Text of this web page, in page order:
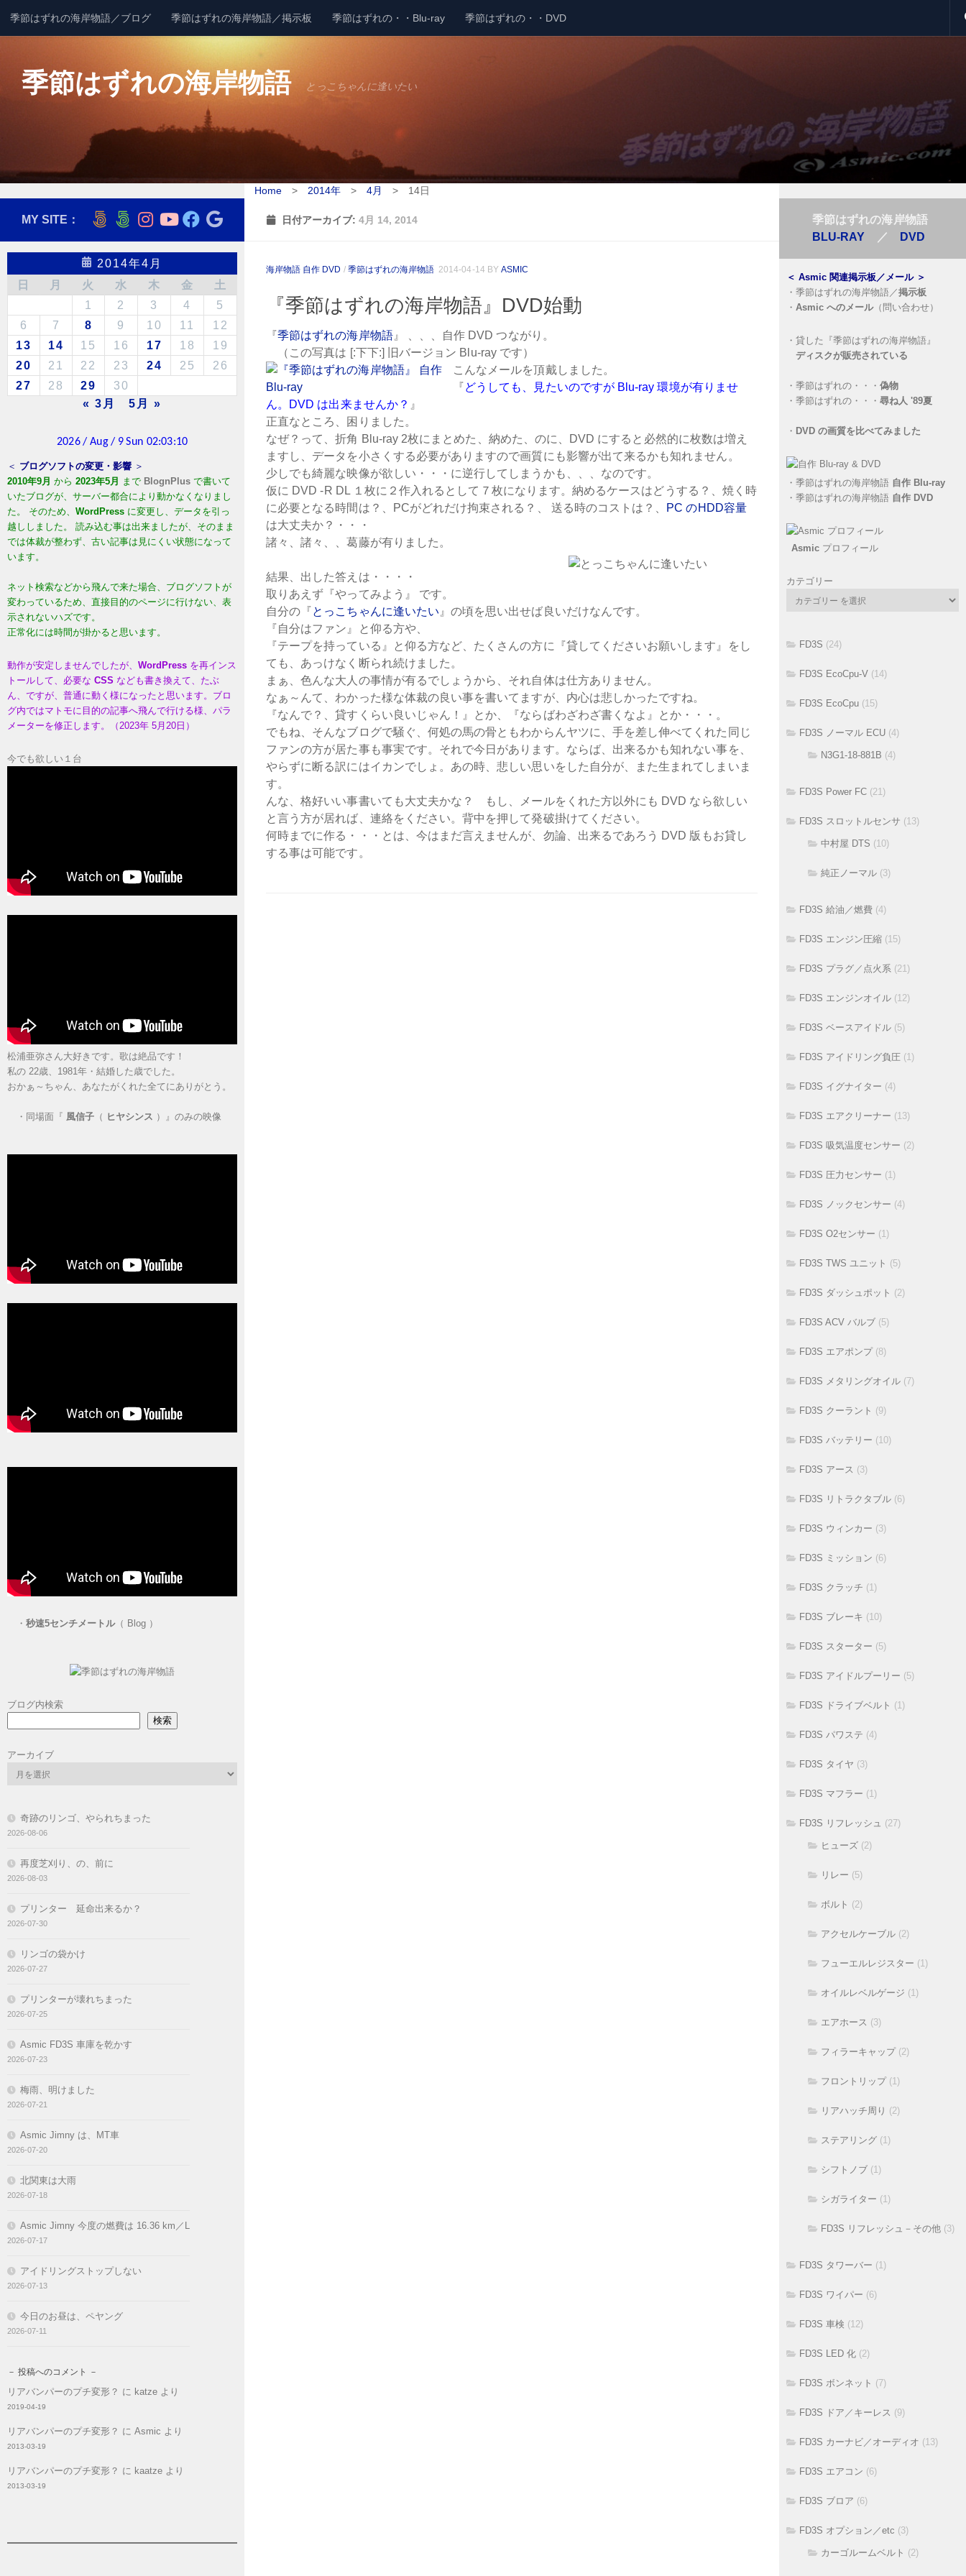
コンテンツへスキップ
季節はずれの海岸物語／ブログ 季節はずれの海岸物語／掲示板 季節はずれの・・Blu-ray 季節はずれの・・DVD
季節はずれの海岸物語 とっこちゃんに逢いたい
Home > 2014年 > 4月 > 14日
日付アーカイブ:4月 14, 2014
海岸物語 自作 DVD / 季節はずれの海岸物語 2014-04-14 BY ASMIC
『季節はずれの海岸物語』DVD始動
『季節はずれの海岸物語』 、、、自作 DVD つながり。
（この写真は [:下下:] 旧バージョン Blu-ray です）
こんなメールを頂戴しました。
『どうしても、見たいのですが Blu-ray 環境が有りませ
ん。DVD は出来ませんか？ 』
正直なところ、困りました。
なぜ？って、折角 Blu-ray 2枚にまとめた、納めた、のに、DVD にすると必然的に枚数は増え
ますし、データを小さくする必要がありますので画質にも影響が出て来るかも知れません。
少しでも綺麗な映像が欲しい・・・に逆行してしまうかも、、、なのです。
仮に DVD -R DL １枚に２作入れるとして７枚になります。納めるケースはどうする？、焼く時
に必要となる時間は？、PCがどれだけ拘束される？、 送る時のコストは？、
PC のHDD容量
は大丈夫か？・・・
諸々、諸々、、葛藤が有りました。
結果、出した答えは・・・・
取りあえず『やってみよう 』 です。
自分の『とっこちゃんに逢いたい』の頃を思い出せば良いだけなんです。
『自分はファン』と仰る方や、
『テープを持っている』と仰る方など、たくさんの方に『貸してくださいお願いします』をし
ても、あっけなく断られ続けました。
まぁ、色んな大人の事情が有るでしょうから、それ自体は仕方ありません。
なぁ～んて、わかった様な体裁の良い事を書いてますが、内心は悲しかったですね。
『なんで？、貸すくらい良いじゃん！』とか、『ならばわざわざ書くなよ』とか・・・。
でもね、そんなブログで騒ぐ、何処の馬の骨ともわからんヤツに、手を差し伸べてくれた同じ
ファンの方が居た事も事実です。それで今日があります。ならば、出来るかも知れない事を、
やらずに断る訳にはイカンでしょ。あの時、悲しい思いをした自分が、また生まれてしまいま
す。
んな、格好いい事書いても大丈夫かな？ もし、メールをくれた方以外にも DVD なら欲しい
と言う方が居れば、連絡をください。背中を押して発破掛けてください。
何時までに作る・・・とは、今はまだ言えませんが、勿論、出来るであろう DVD 版もお貸し
する事は可能です。
MY SITE：
2014年4月
日
月 火 水 木 金
土
1
2 3 4
5
6
7 8 9 10 11
12
13
14 15 16 17 18
19
20
21 22 23 24 25
26
27
28 29
30
« 3月
5月 »
＜ ブログソフトの変更・影響 ＞
2010年9月 から 2023年5月 まで BlognPlus で書いて
いたブログが、サーバー都合により動かなくなりまし
た。 そのため、 WordPress に変更し、データを引っ
越ししました。 読み込む事は出来ましたが、そのまま
では体裁が整わず、古い記事は見にくい状態になって
います。
ネット検索などから飛んで来た場合、ブログソフトが
変わっているため、直接目的のページに行けない、表
示されないハズです。
正常化には時間が掛かると思います。
動作が安定しませんでしたが、 WordPress を再インス
トールして、必要な CSS なども書き換えて、たぶ
ん、ですが、普通に動く様になったと思います。ブロ
グ内ではマトモに目的の記事へ飛んで行ける様、パラ
メーターを修正します。（2023年 5月20日）
今でも欲しい１台
松浦亜弥さん大好きです。歌は絶品です！
私の 22歳、1981年・結婚した歳でした。
おかぁ～ちゃん、あなたがくれた全てにありがとう。
・ 同場面『 風信子 （ ヒヤシンス ）』のみの映像
・ 秒速5センチメートル（ Blog ）
ブログ内検索
検索
アーカイブ
奇跡のリンゴ、やられちまった
2026-08-06
再度芝刈り、の、前に
2026-08-03
プリンター 延命出来るか？
2026-07-30
リンゴの袋かけ
2026-07-27
プリンターが壊れちまった
2026-07-25
Asmic FD3S 車庫を乾かす
2026-07-23
梅雨、明けました
2026-07-21
Asmic Jimny は、MT車
2026-07-20
北関東は大雨
2026-07-18
Asmic Jimny 今度の燃費は 16.36 km／L
2026-07-17
アイドリングストップしない
2026-07-13
今日のお昼は、ペヤング
2026-07-11
－ 投稿へのコメント －
リアバンパーのプチ変形？ に katze より
2019-04-19
リアバンパーのプチ変形？ に Asmic より
2013-03-19
リアバンパーのプチ変形？ に kaatze より
2013-03-19
季節はずれの海岸物語
BLU-RAY ／ DVD
＜ Asmic 関連掲示板／メール＞
・ 季節はずれの海岸物語／掲示板
・ Asmic へのメール（問い合わせ）
・ 貸した『季節はずれの海岸物語』
ディスクが販売されている
・ 季節はずれの・・・ 偽物
・ 季節はずれの・・・ 尋ね人 '89夏
・ DVD の画質を比べてみました
・ 季節はずれの海岸物語 自作 Blu-ray
・ 季節はずれの海岸物語 自作 DVD
Asmic プロフィール
カテゴリー
FD3S (24)
FD3S EcoCpu-V (14)
FD3S EcoCpu (15)
FD3S ノーマル ECU (4)
N3G1-18-881B (4)
FD3S Power FC (21)
FD3S スロットルセンサ (13)
中村屋 DTS (10)
純正ノーマル (3)
FD3S 給油／燃費 (4)
FD3S エンジン圧縮 (15)
FD3S プラグ／点火系 (21)
FD3S エンジンオイル (12)
FD3S ベースアイドル (5)
FD3S アイドリング負圧 (1)
FD3S イグナイター (4)
FD3S エアクリーナー (13)
FD3S 吸気温度センサー (2)
FD3S 圧力センサー (1)
FD3S ノックセンサー (4)
FD3S O2センサー (1)
FD3S TWS ユニット (5)
FD3S ダッシュポット (2)
FD3S ACV バルブ (5)
FD3S エアポンプ(8)
FD3S メタリングオイル (7)
FD3S クーラント (9)
FD3S バッテリー (10)
FD3S アース (3)
FD3S リトラクタブル (6)
FD3S ウィンカー (3)
FD3S ミッション (6)
FD3S クラッチ (1)
FD3S ブレーキ (10)
FD3S スターター (5)
FD3S アイドルプーリー (5)
FD3S ドライブベルト (1)
FD3S パワステ (4)
FD3S タイヤ (3)
FD3S マフラー (1)
FD3S リフレッシュ (27)
ヒューズ (2)
リレー (5)
ボルト (2)
アクセルケーブル (2)
フューエルレジスター (1)
オイルレベルゲージ (1)
エアホース (3)
フィラーキャップ(2)
フロントリップ(1)
リアハッチ周り (2)
ステアリング (1)
シフトノブ (1)
シガライター (1)
FD3S リフレッシュ－その他 (3)
FD3S タワーバー (1)
FD3S ワイパー (6)
FD3S 車検 (12)
FD3S LED 化 (2)
FD3S ボンネット (7)
FD3S ドア／キーレス (9)
FD3S カーナビ／オーディオ (13)
FD3S エアコン (6)
FD3S ブロア (6)
FD3S オプション／etc (3)
カーゴルームベルト (2)